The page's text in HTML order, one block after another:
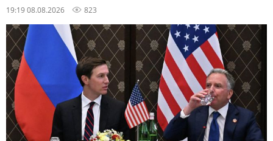
19:19 08.08.2026 823